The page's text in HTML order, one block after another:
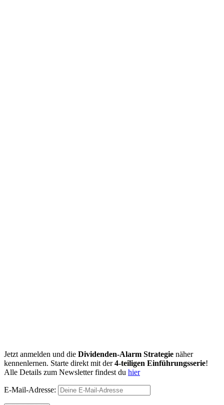
Jetzt anmelden und die Dividenden-Alarm Strategie näher
kennenlernen. Starte direkt mit der4-teiligen Einführungsserie!
Alle Details zum Newsletter findest du hier
E-Mail-Adresse: